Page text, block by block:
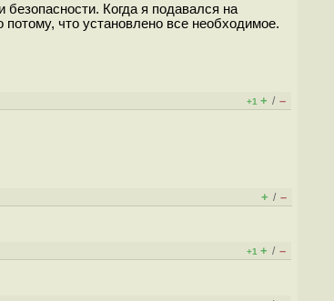
Когда я подавался на
что установлено все необходимое.
+1 + / –
+ / –
+1 + / –